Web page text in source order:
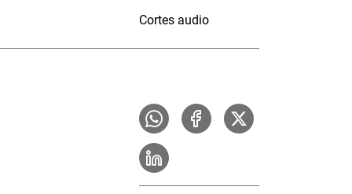
Cortes audio